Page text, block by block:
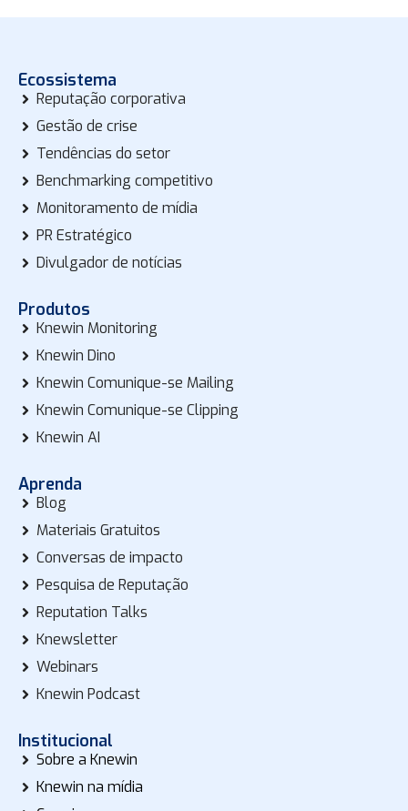
Ecossistema
Reputação corporativa
Gestão de crise
Tendências do setor
Benchmarking competitivo
Monitoramento de mídia
PR Estratégico
Divulgador de notícias
Produtos
Knewin Monitoring
Knewin Dino
Knewin Comunique-se Mailing
Knewin Comunique-se Clipping
Knewin AI
Aprenda
Blog
Materiais Gratuitos
Conversas de impacto
Pesquisa de Reputação
Reputation Talks
Knewsletter
Webinars
Knewin Podcast
Institucional
Sobre a Knewin
Knewin na mídia